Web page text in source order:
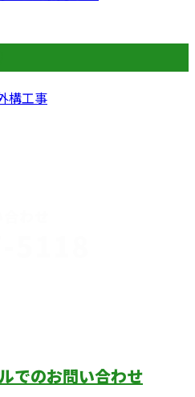
構工事
でのお問い合わせ